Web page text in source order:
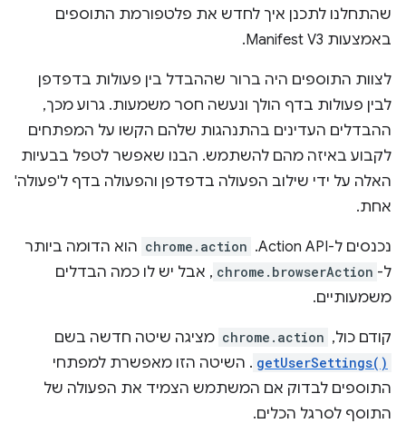
שהתחלנו לתכנן איך לחדש את פלטפורמת התוספים
באמצעות Manifest V3.
לצוות התוספים היה ברור שההבדל בין פעולות בדפדפן
לבין פעולות בדף הולך ונעשה חסר משמעות. גרוע מכך,
ההבדלים העדינים בהתנהגות שלהם הקשו על המפתחים
לקבוע באיזה מהם להשתמש. הבנו שאפשר לטפל בבעיות
האלה על ידי שילוב הפעולה בדפדפן והפעולה בדף ל'פעולה'
אחת.
נכנסים ל-Action API. ‏ chrome.action הוא הדומה ביותר
ל- chrome.browserAction , אבל יש לו כמה הבדלים
משמעותיים.
קודם כול, chrome.action מציגה שיטה חדשה בשם
getUserSettings() . השיטה הזו מאפשרת למפתחי
התוספים לבדוק אם המשתמש הצמיד את הפעולה של
התוסף לסרגל הכלים.